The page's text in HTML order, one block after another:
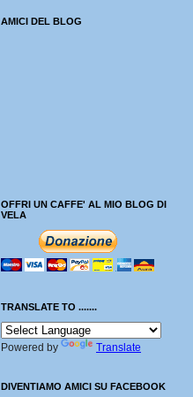
AMICI DEL BLOG
OFFRI UN CAFFE' AL MIO BLOG DI
VELA
TRANSLATE TO .......
Powered by Translate
DIVENTIAMO AMICI SU FACEBOOK